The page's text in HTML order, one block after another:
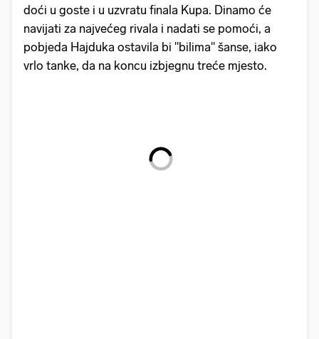
doći u goste i u uzvratu finala Kupa. Dinamo će
navijati za najvećeg rivala i nadati se pomoći, a
pobjeda Hajduka ostavila bi "bilima" šanse, iako
vrlo tanke, da na koncu izbjegnu treće mjesto.